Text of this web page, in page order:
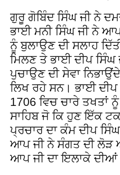
ਗੁਰੂ ਗੋਬਿੰਦ ਸਿੰਘ ਜੀ ਨੇ
ਭਾਈ ਮਨੀ ਸਿੰਘ ਜੀ ਨੇ
ਨੂੰ ਬੁਲਾਉਣ ਦੀ ਸਲਾਹ
ਮਿਲਣ ਤੇ ਭਾਈ ਦੀਪ
ਪੁਚਾਉਣ ਦੀ ਸੇਵਾ
ਲਿਖ ਰਹੇ ਸਨ। ਭਾਈ
1706 ਵਿਚ ਚਾਰੇ ਤਖਤਾਂ
ਸਾਹਿਬ ਜੋ ਕਿ ਹੁਣ ਇੱਕ
ਪ੍ਰਚਾਰ ਦਾ ਕੰਮ ਦੀਪ
ਆਪ ਜੀ ਨੇ ਸੰਗਤ ਦੀ ਲੋੜ
ਆਪ ਜੀ ਦਾ ਇਲਾਕੇ